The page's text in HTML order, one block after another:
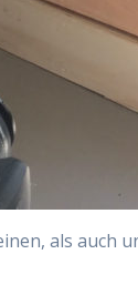
als auch